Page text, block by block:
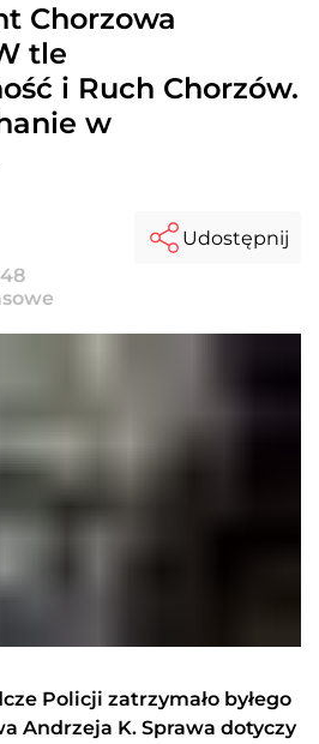
Chorzowa
tle
i Ruch Chorzów.
w
Udostępnij
Policji zatrzymało byłego
Andrzeja K. Sprawa dotyczy